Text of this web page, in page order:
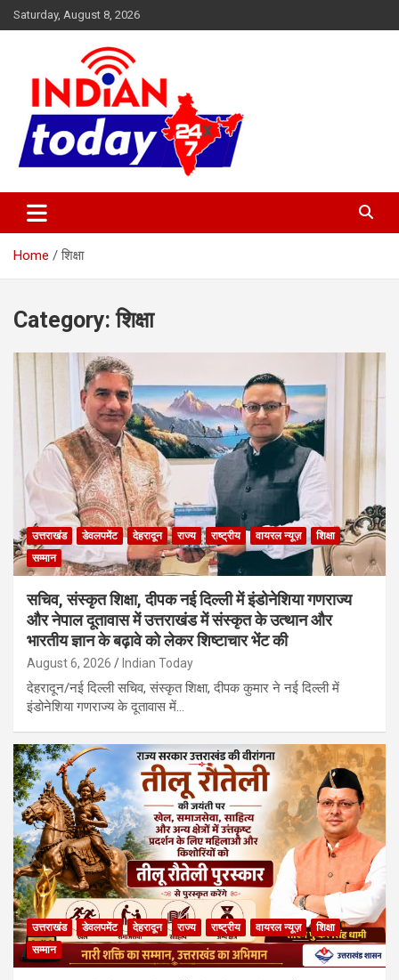
Skip
to
Saturday, August 8, 2026
Indian Today 24×7
Home शिक्षा
Category:शिक्षा
उत्तराखंड डेवलपमेंट देहरादून राज्य राष्ट्रीय वायरल न्यूज़
शिक्षा
सम्मान
सचिव, संस्कृत शिक्षा, दीपक नई दिल्ली में इंडोनेशिया गणराज्य
और नेपाल दूतावास में उत्तराखंड में संस्कृत के उत्थान और
भारतीय ज्ञान के बढ़ावे को लेकर शिष्टाचार भेंट की
August 6, 2026 Indian Today
देहरादून/नई दिल्ली सचिव, संस्कृत शिक्षा, दीपक कुमार ने नई दिल्ली में
इंडोनेशिया गणराज्य के दूतावास में…
उत्तराखंड डेवलपमेंट देहरादून राज्य राष्ट्रीय वायरल न्यूज़
शिक्षा
सम्मान